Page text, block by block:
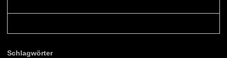
Schlagwörter